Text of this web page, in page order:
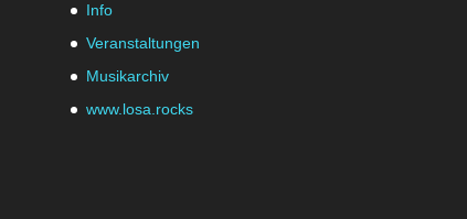
Info
Veranstaltungen
Musikarchiv
www.losa.rocks